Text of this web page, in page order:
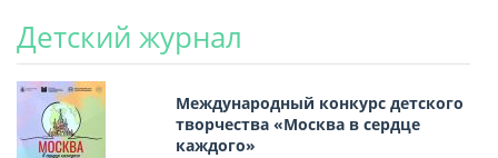
Детский журнал
Международный конкурс детского
творчества «Москва в сердце
каждого»